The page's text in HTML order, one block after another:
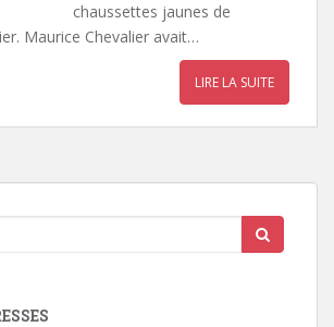
chaussettes jaunes de
Maurice Chevalier avait…
LIRE LA SUITE